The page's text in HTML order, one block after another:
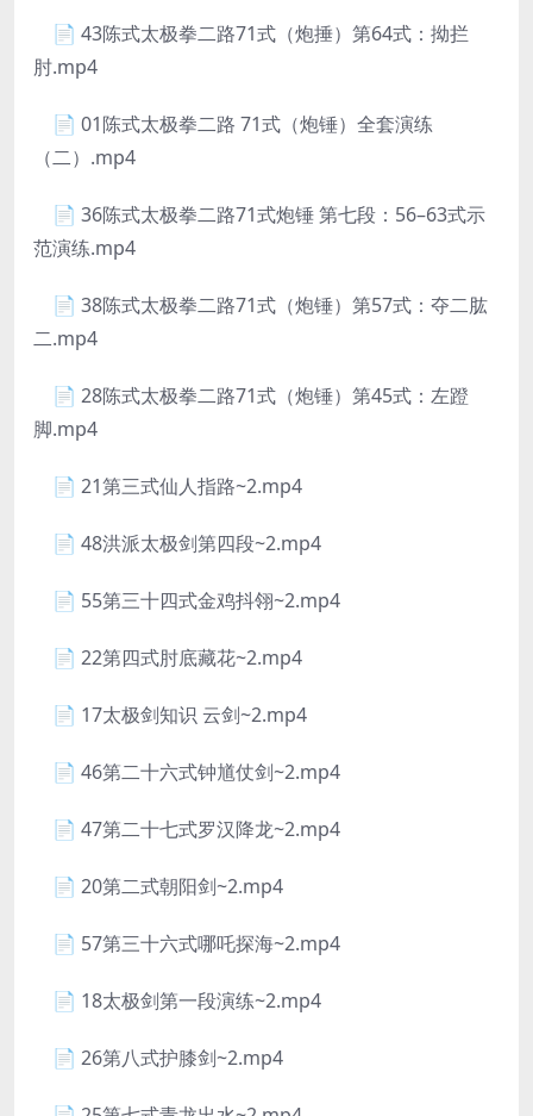
📄 43陈式太极拳二路71式（炮捶）第64式：拗拦
肘.mp4
📄 01陈式太极拳二路 71式（炮锤）全套演练
（二）.mp4
📄 36陈式太极拳二路71式炮锤 第七段：56–63式示
范演练.mp4
📄 38陈式太极拳二路71式（炮锤）第57式：夺二肱
二.mp4
📄 28陈式太极拳二路71式（炮锤）第45式：左蹬
脚.mp4
📄 21第三式仙人指路~2.mp4
📄 48洪派太极剑第四段~2.mp4
📄 55第三十四式金鸡抖翎~2.mp4
📄 22第四式肘底藏花~2.mp4
📄 17太极剑知识 云剑~2.mp4
📄 46第二十六式钟馗仗剑~2.mp4
📄 47第二十七式罗汉降龙~2.mp4
📄 20第二式朝阳剑~2.mp4
📄 57第三十六式哪吒探海~2.mp4
📄 18太极剑第一段演练~2.mp4
📄 26第八式护膝剑~2.mp4